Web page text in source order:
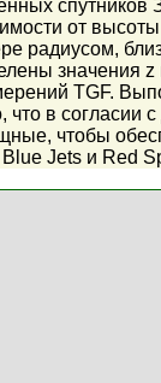
от
радиусом,
значения z
TGF.
что в
чтобы
Jets и Red